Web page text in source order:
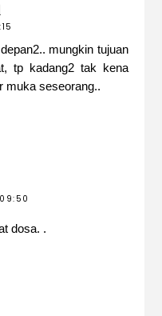
mungkin tujuan
tp kadang2 tak kena
muka seseorang..
dosa. .